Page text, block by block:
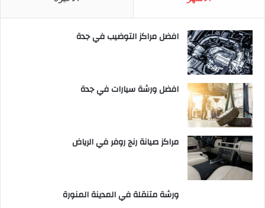
افضل مراكز التوضيب في جدة
افضل ورشة سيارات في جدة
مراكز صيانة رنج روفر في الرياض
ورشة متنقلة في المدينة المنورة